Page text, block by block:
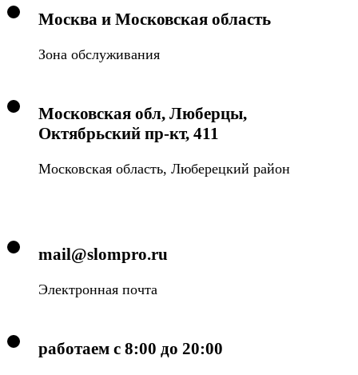
Москва и Московская область
Зона обслуживания
Московская обл, Люберцы,
Октябрьский пр-кт, 411
Московская область, Люберецкий район
mail@slompro.ru
Электронная почта
работаем с 8:00 до 20:00